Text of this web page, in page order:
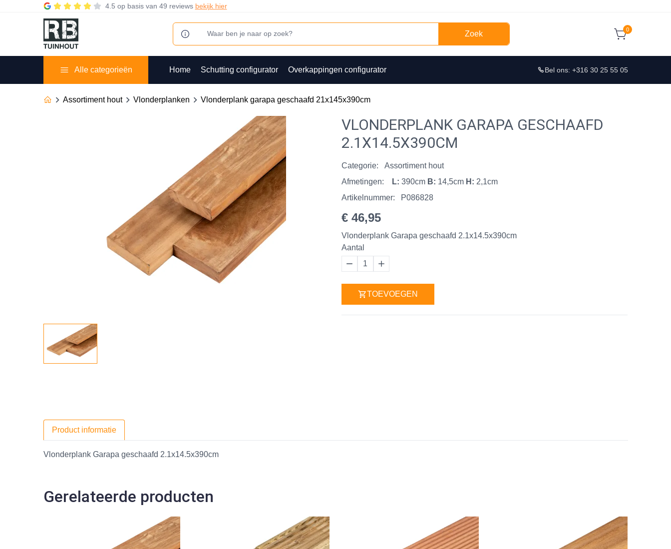
4.5 op basis van 49 reviews bekijk hier
Zoek 0
Alle categorieën Home Schutting configurator Overkappingen configurator Bel ons: +316 30 25 55 05
Assortiment hout Vlonderplanken Vlonderplank garapa geschaafd 21x145x390cm
VLONDERPLANK GARAPA GESCHAAFD
2.1X14.5X390CM
Categorie:
Assortiment hout
Afmetingen:
L: 390cm B: 14,5cm H: 2,1cm
Artikelnummer:
P086828
€ 46,95
Vlonderplank Garapa geschaafd 2.1x14.5x390cm
Aantal
1
TOEVOEGEN
Product informatie
Vlonderplank Garapa geschaafd 2.1x14.5x390cm
Gerelateerde producten